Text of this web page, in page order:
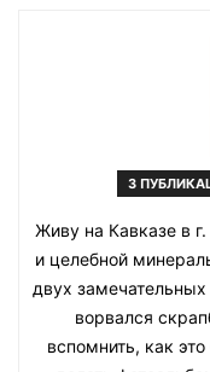
3
Живу на Кавказе в
и целебной
двух
ворвался
вспомнить, как